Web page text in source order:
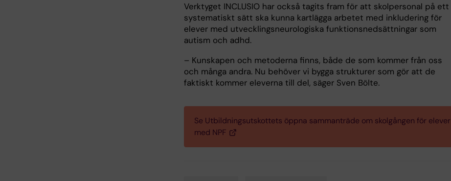
Verktyget INCLUSIO har också tagits fram för att skolpersonal på ett
systematiskt sätt ska kunna kartlägga arbetet med inkludering för
elever med utvecklingsneurologiska funktionsnedsättningar som
autism och adhd.
– Kunskapen och metoderna finns, både de som kommer från oss
och många andra. Nu behöver vi bygga strukturer som gör att de
faktiskt kommer eleverna till del, säger Sven Bölte.
Se Utbildningsutskottets öppna sammanträde om skolgången för elever
med NPF